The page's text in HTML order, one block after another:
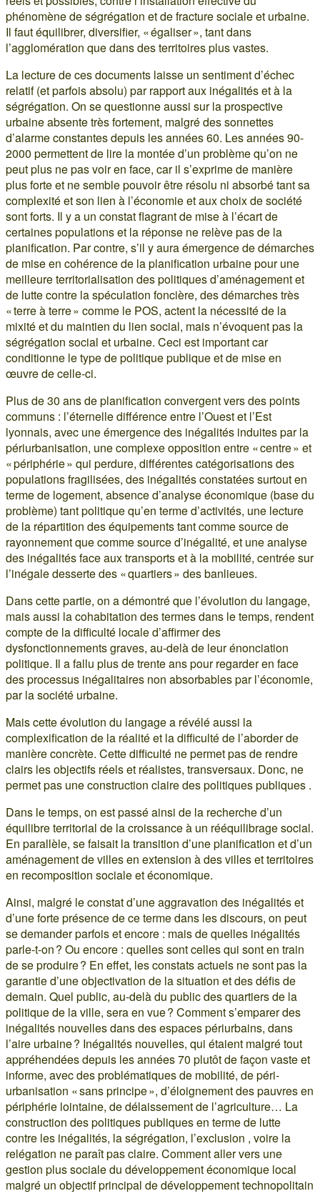
phénomène de ségrégation et de fracture sociale et urbaine.
Il faut équilibrer, diversifier, « égaliser », tant dans
l’agglomération que dans des territoires plus vastes.
La lecture de ces documents laisse un sentiment d’échec
relatif (et parfois absolu) par rapport aux inégalités et à la
ségrégation. On se questionne aussi sur la prospective
urbaine absente très fortement, malgré des sonnettes
d’alarme constantes depuis les années 60. Les années 90-
2000 permettent de lire la montée d’un problème qu’on ne
peut plus ne pas voir en face, car il s’exprime de manière
plus forte et ne semble pouvoir être résolu ni absorbé tant sa
complexité et son lien à l’économie et aux choix de société
sont forts. Il y a un constat flagrant de mise à l’écart de
certaines populations et la réponse ne relève pas de la
planification. Par contre, s’il y aura émergence de démarches
de mise en cohérence de la planification urbaine pour une
meilleure territorialisation des politiques d’aménagement et
de lutte contre la spéculation foncière, des démarches très
« terre à terre » comme le POS, actent la nécessité de la
mixité et du maintien du lien social, mais n’évoquent pas la
ségrégation social et urbaine. Ceci est important car
conditionne le type de politique publique et de mise en
œuvre de celle-ci.
Plus de 30 ans de planification convergent vers des points
communs : l’éternelle différence entre l’Ouest et l’Est
lyonnais, avec une émergence des inégalités induites par la
périurbanisation, une complexe opposition entre « centre » et
« périphérie » qui perdure, différentes catégorisations des
populations fragilisées, des inégalités constatées surtout en
terme de logement, absence d’analyse économique (base du
problème) tant politique qu’en terme d’activités, une lecture
de la répartition des équipements tant comme source de
rayonnement que comme source d’inégalité, et une analyse
des inégalités face aux transports et à la mobilité, centrée sur
l’inégale desserte des « quartiers » des banlieues.
Dans cette partie, on a démontré que l’évolution du langage,
mais aussi la cohabitation des termes dans le temps, rendent
compte de la difficulté locale d’affirmer des
dysfonctionnements graves, au-delà de leur énonciation
politique. Il a fallu plus de trente ans pour regarder en face
des processus inégalitaires non absorbables par l’économie,
par la société urbaine.
Mais cette évolution du langage a révélé aussi la
complexification de la réalité et la difficulté de l’aborder de
manière concrète. Cette difficulté ne permet pas de rendre
clairs les objectifs réels et réalistes, transversaux. Donc, ne
permet pas une construction claire des politiques publiques .
Dans le temps, on est passé ainsi de la recherche d’un
équilibre territorial de la croissance à un rééquilibrage social.
En parallèle, se faisait la transition d’une planification et d’un
aménagement de villes en extension à des villes et territoires
en recomposition sociale et économique.
Ainsi, malgré le constat d’une aggravation des inégalités et
d’une forte présence de ce terme dans les discours, on peut
se demander parfois et encore : mais de quelles inégalités
parle-t-on ? Ou encore : quelles sont celles qui sont en train
de se produire ? En effet, les constats actuels ne sont pas la
garantie d’une objectivation de la situation et des défis de
demain. Quel public, au-delà du public des quartiers de la
politique de la ville, sera en vue ? Comment s’emparer des
inégalités nouvelles dans des espaces périurbains, dans
l’aire urbaine ? Inégalités nouvelles, qui étaient malgré tout
appréhendées depuis les années 70 plutôt de façon vaste et
informe, avec des problématiques de mobilité, de péri-
urbanisation « sans principe », d’éloignement des pauvres en
périphérie lointaine, de délaissement de l’agriculture… La
construction des politiques publiques en terme de lutte
contre les inégalités, la ségrégation, l’exclusion , voire la
relégation ne paraît pas claire. Comment aller vers une
gestion plus sociale du développement économique local
malgré un objectif principal de développement technopolitain